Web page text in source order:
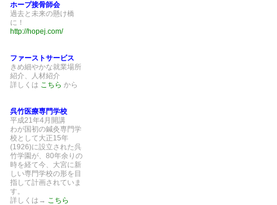
ホープ接骨師会
過去と未来の懸け橋
に！
http://hopej.com/
ファーストサービス
きめ細やかな就業場所
紹介、人材紹介
詳しくは こちら から
呉竹医療専門学校
平成21年4月開講
わが国初の鍼灸専門学
校として大正15年
(1926)に設立された呉
竹学園が、80年余りの
時を経て今、大宮に新
しい専門学校の形を目
指して計画されていま
す。
詳しくは→ こちら